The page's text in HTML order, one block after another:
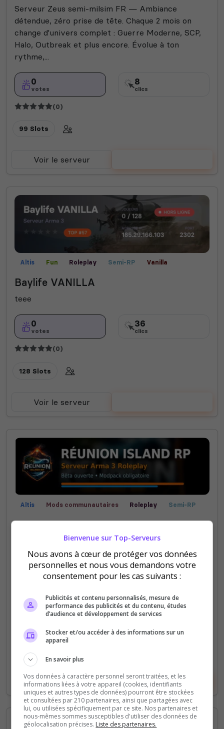
Serveur Zeus semi-milsim FR — Ambiance
détendue, zéro prise de tête. Chaque 2 mois on
change d'univers complet : Guerre Moderne, SCP,
Halo, Outbreak et plus encore. Évolue à ton
rythme,...
0
votes
8
clics
(0)
99 Slots
Voir le serveur
Altis Fun Roleplay Semi-RP Vanilla
Baylife VANILLA
teee
0
votes
36
clics
(0)
128 Slots
Voir le serveur
Altis Mods communautaires Roleplay Semi-RP
Réunion Island RP
🌴 Reunion Island RP, serveur Arma 3 Roleplay
inspiré de La Réunion. RP sérieux, métiers, illégal,
économie et événements. Bêta ouverte, rejoignez
l’aventure !
0
votes
11
clics
Voir le serveur Voter
Bienvenue sur Top-Serveurs
Nous avons à cœur de protéger vos données
personnelles et nous vous demandons votre
consentement pour les cas suivants :
Publicités et contenu personnalisés, mesure de
performance des publicités et du contenu, études
d’audience et développement de services
Stocker et/ou accéder à des informations sur un
appareil
En savoir plus
Vos données à caractère personnel seront traitées, et les
informations liées à votre appareil (cookies, identifiants
uniques et autres types de données) pourront être stockées
et consultées par 210 partenaires, ainsi que partagées avec
lui, ou utilisées spécifiquement par ce site. Nos partenaires et
nous-mêmes sommes susceptibles d'utiliser des données de
géolocalisation précises. Liste des partenaires.